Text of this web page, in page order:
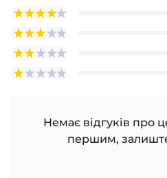
Немає відгуків про
першим, залиште